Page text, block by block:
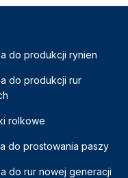
do produkcji rynien
do produkcji rur
rolkowe
do prostowania paszy
do rur nowej generacji